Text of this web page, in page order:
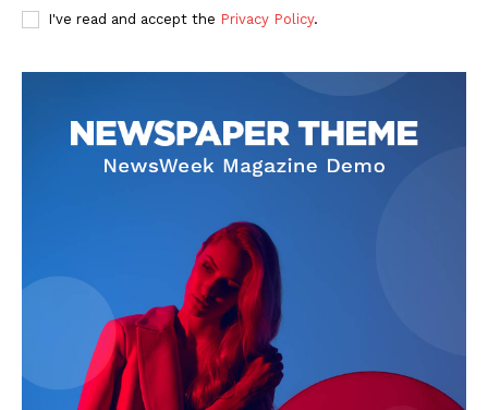
I've read and accept the Privacy Policy.